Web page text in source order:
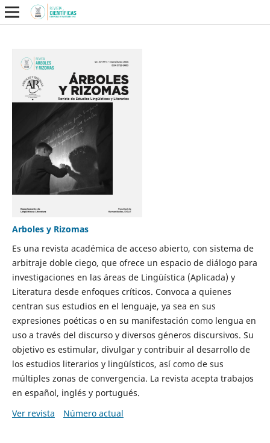
Arboles y Rizomas
Es una revista académica de acceso abierto, con sistema de
arbitraje doble ciego, que ofrece un espacio de diálogo para
investigaciones en las áreas de Lingüística (Aplicada) y
Literatura desde enfoques críticos. Convoca a quienes
centran sus estudios en el lenguaje, ya sea en sus
expresiones poéticas o en su manifestación como lengua en
uso a través del discurso y diversos géneros discursivos. Su
objetivo es estimular, divulgar y contribuir al desarrollo de
los estudios literarios y lingüísticos, así como de sus
múltiples zonas de convergencia. La revista acepta trabajos
en español, inglés y portugués.
Ver revista
Número actual